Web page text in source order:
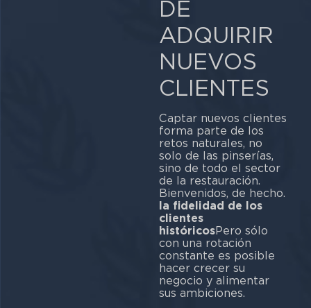
DE
ADQUIRIR
NUEVOS
CLIENTES
Captar nuevos clientes
forma parte de los
retos naturales, no
solo de las pinserías,
sino de todo el sector
de la restauración.
Bienvenidos, de hecho.
la fidelidad de los
clientes
históricosPero sólo
con una rotación
constante es posible
hacer crecer su
negocio y alimentar
sus ambiciones.